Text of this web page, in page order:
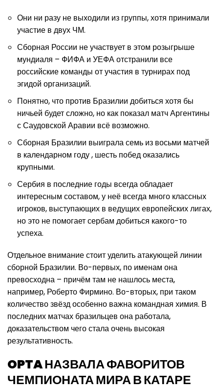
Они ни разу не выходили из группы, хотя принимали
участие в двух ЧМ.
Сборная России не участвует в этом розыгрыше
мундиаля – ФИФА и УЕФА отстранили все
российские команды от участия в турнирах под
эгидой организаций.
Понятно, что против Бразилии добиться хотя бы
ничьей будет сложно, но как показал матч Аргентины
с Саудовской Аравии всё возможно.
Сборная Бразилии выиграла семь из восьми матчей
в календарном году , шесть побед оказались
крупными.
Сербия в последние годы всегда обладает
интересным составом, у неё всегда много классных
игроков, выступающих в ведущих европейских лигах,
но это не помогает сербам добиться какого-то
успеха.
Отдельное внимание стоит уделить атакующей линии
сборной Бразилии. Во-первых, по именам она
превосходна – причём там не нашлось места,
например, Роберто Фирмино. Во-вторых, при таком
количество звёзд особенно важна командная химия. В
последних матчах бразильцев она работала,
доказательством чего стала очень высокая
результативность.
OPTA НАЗВАЛА ФАВОРИТОВ
ЧЕМПИОНАТА МИРА В КАТАРЕ